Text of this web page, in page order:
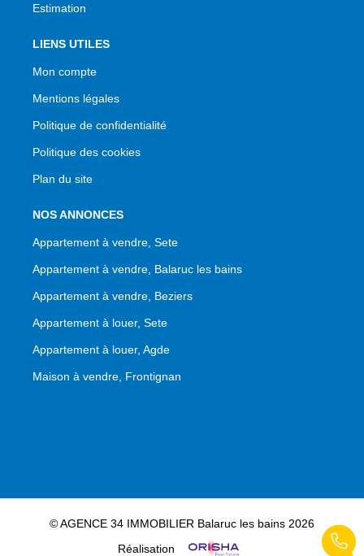
Estimation
LIENS UTILES
Mon compte
Mentions légales
Politique de confidentialité
Politique des cookies
Plan du site
NOS ANNONCES
Appartement à vendre, Sete
Appartement à vendre, Balaruc les bains
Appartement à vendre, Beziers
Appartement à louer, Sete
Appartement à louer, Agde
Maison à vendre, Frontignan
© AGENCE 34 IMMOBILIER Balaruc les bains 2026
Réalisation